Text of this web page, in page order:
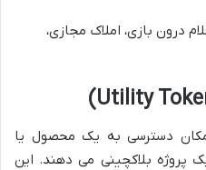
درون بازی، املاک مجازی،
دسترسی به یک محصول یا
بلاکچینی می دهند. این